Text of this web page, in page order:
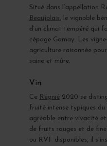
Situé dans l’appellation
Beaujolais, le vignoble
d’un climat tempéré qui
cépage Gamay. Les
agriculture raisonnée
saine et mûre.
Vin
Ce Régnié 2020 se
fruité intense typiques
agréable entre vivacité
de fruits rouges et de
ou RVF disponibles, il